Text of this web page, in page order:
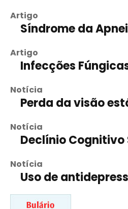
Artigo
Síndrome da
Artigo
Infecções
Notícia
Perda da visão
Notícia
Declínio
Notícia
Uso de